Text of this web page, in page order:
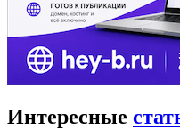
Интересные